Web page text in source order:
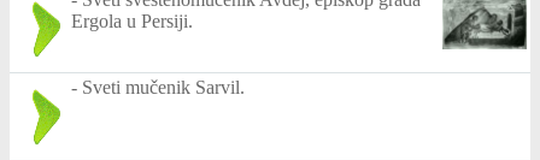
Ergola u Persiji.
- Sveti mučenik Sarvil.